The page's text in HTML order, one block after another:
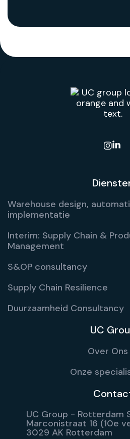

Warehouse design,
implementatie
Interim: Supply Chain &
Management
S&OP consultancy
Supply Chain Resilience
Duurzaamheid Consultancy
UC
Over Ons
Onze
UC Group - Rotterdam
Marconistraat 16 (10e
3029 AK Rotterdam